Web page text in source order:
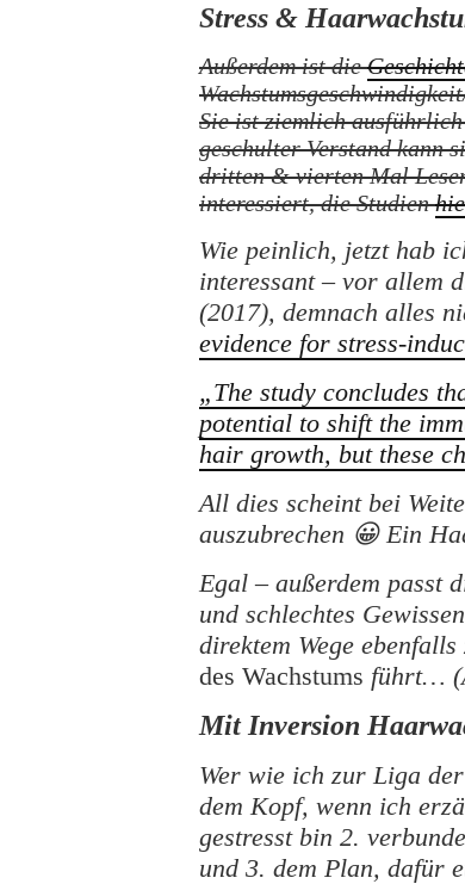
Stress &
Außerdem ist die
Sie ist ziemlich
geschulter Verstand kann
dritten & vierten Mal
interessiert, die Studien
Wie peinlich, jetzt hab
interessant – vor allem
(2017), demnach alles
evidence for stress-
„The study concludes
potential to shift the
hair growth, but these
All dies scheint bei
auszubrechen 😀 Ein
Egal – außerdem passt
und schlechtes
direktem Wege ebenfalls
des Wachstums führt…
Mit Inversion
Wer wie ich zur Liga
dem Kopf, wenn ich
gestresst bin 2.
und 3. dem Plan, dafür